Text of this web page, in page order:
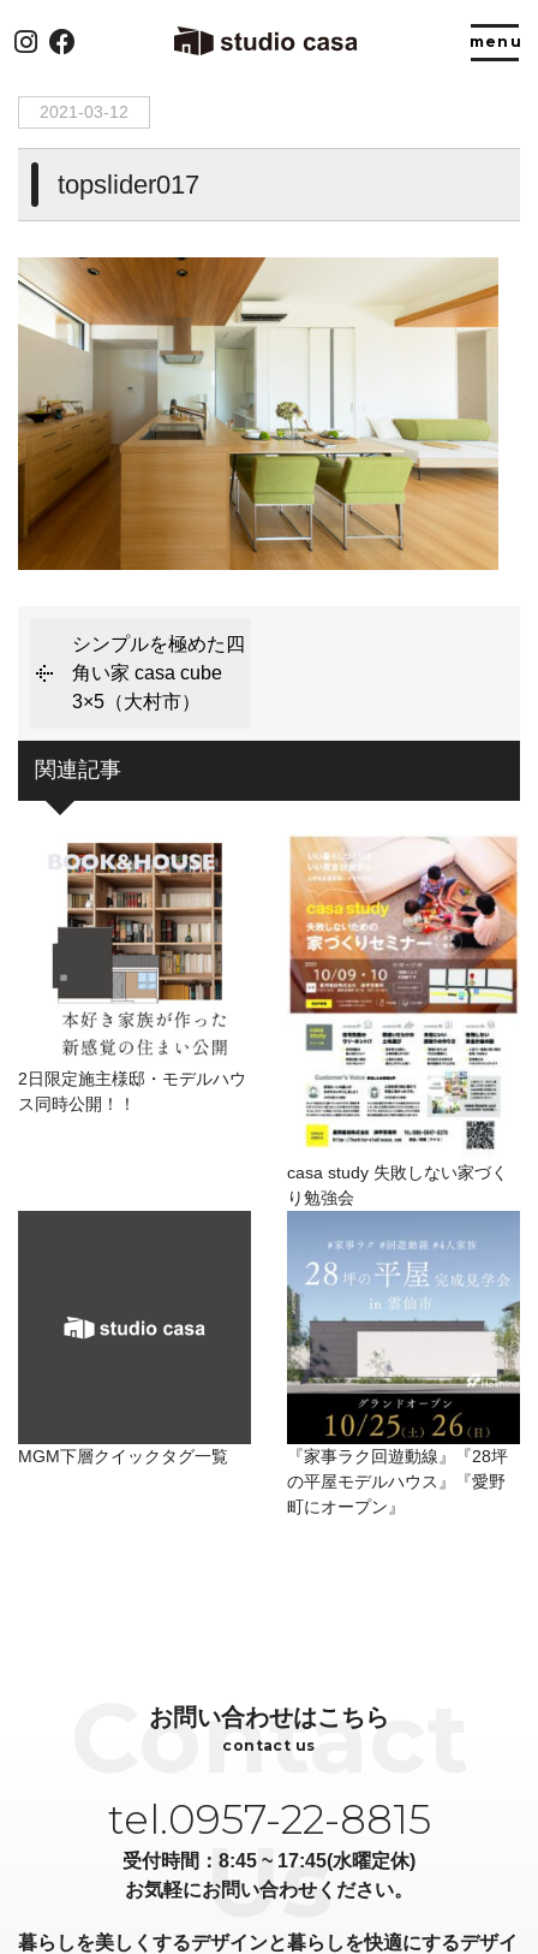
HOME topslider017
2021-03-12
topslider017
シンプルを極めた四
角い家 casa cube
3×5（大村市）
関連記事
2日限定施主様邸・モデルハウ
ス同時公開！！
casa study 失敗しない家づく
り勉強会
MGM下層クイックタグ一覧
『家事ラク回遊動線』『28坪
の平屋モデルハウス』『愛野
町にオープン』
お問い合わせはこちら
contact us
tel.0957-22-8815
受付時間：8:45 ~ 17:45(水曜定休)
お気軽にお問い合わせください。
暮らしを美しくするデザインと暮らしを快適にするデザイ